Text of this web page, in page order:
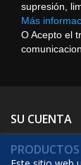
supresión,
Más
O Acepto el
SU CUENTA
PRODUCTOS